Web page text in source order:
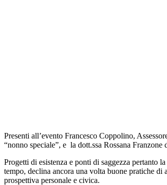
Presenti all’evento Francesco Coppolino,
“nonno speciale”, e la dott.ssa Rossana
Progetti di esistenza e ponti di saggezza pertanto
tempo, declina ancora una volta buone pratiche
prospettiva personale e civica.